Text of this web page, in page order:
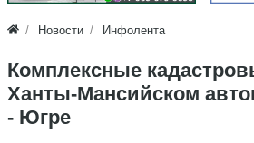
Новости Инфолента
Комплексные
Ханты-Мансийском
- Югре